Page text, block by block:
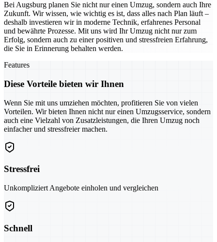
Bei Augsburg planen Sie nicht nur einen Umzug, sondern auch Ihre
Zukunft. Wir wissen, wie wichtig es ist, dass alles nach Plan läuft –
deshalb investieren wir in moderne Technik, erfahrenes Personal
und bewährte Prozesse. Mit uns wird Ihr Umzug nicht nur zum
Erfolg, sondern auch zu einer positiven und stressfreien Erfahrung,
die Sie in Erinnerung behalten werden.
Features
Diese Vorteile bieten wir Ihnen
Wenn Sie mit uns umziehen möchten, profitieren Sie von vielen
Vorteilen. Wir bieten Ihnen nicht nur einen Umzugsservice, sondern
auch eine Vielzahl von Zusatzleistungen, die Ihren Umzug noch
einfacher und stressfreier machen.
Stressfrei
Unkompliziert Angebote einholen und vergleichen
Schnell